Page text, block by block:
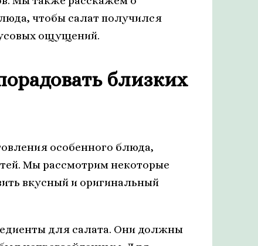
чтобы салат получился
ощущений.
близких
особенного блюда,
Мы рассмотрим некоторые
вкусный и оригинальный
для салата. Они должны